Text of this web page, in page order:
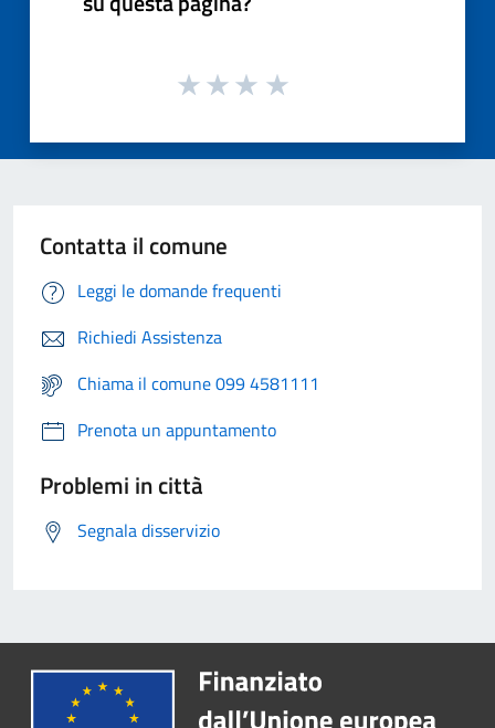
Contatta il comune
Leggi le domande frequenti
Richiedi Assistenza
Chiama il comune 099 4581111
Prenota un appuntamento
Problemi in città
Segnala disservizio